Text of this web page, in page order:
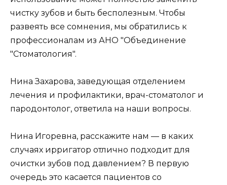
чистку зубов и быть бесполезным. Чтобы
развеять все сомнения, мы обратились к
профессионалам из АНО "Объединение
"Стоматология".
Нина Захарова, заведующая отделением
лечения и профилактики, врач-стоматолог и
пародонтолог, ответила на наши вопросы.
Нина Игоревна, расскажите нам — в каких
случаях ирригатор отлично подходит для
очистки зубов под давлением? В первую
очередь это касается пациентов со